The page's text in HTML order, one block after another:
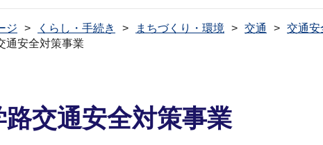
ジ くらし・手続き まちづくり・環境 交通 交通安
通安全対策事業
交通安全対策事業